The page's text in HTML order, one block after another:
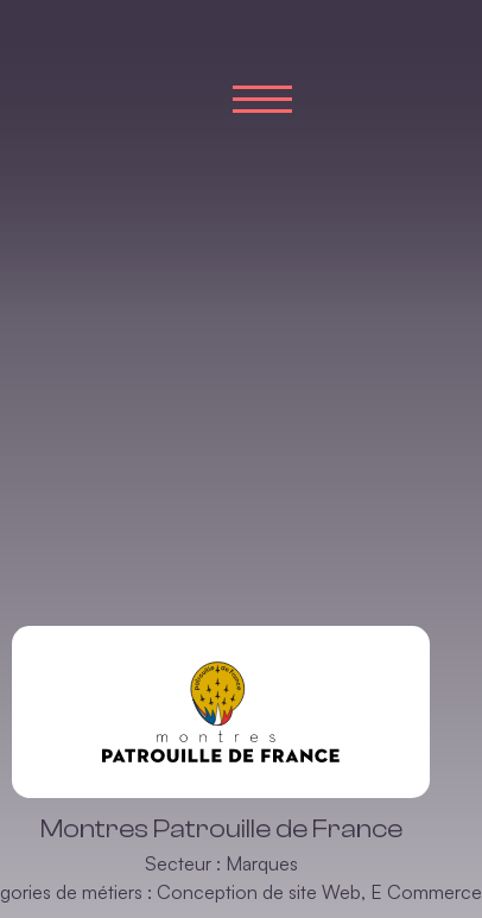
Montres Patrouille de France
Secteur : Marques
de métiers : Conception de site Web, E Commerce